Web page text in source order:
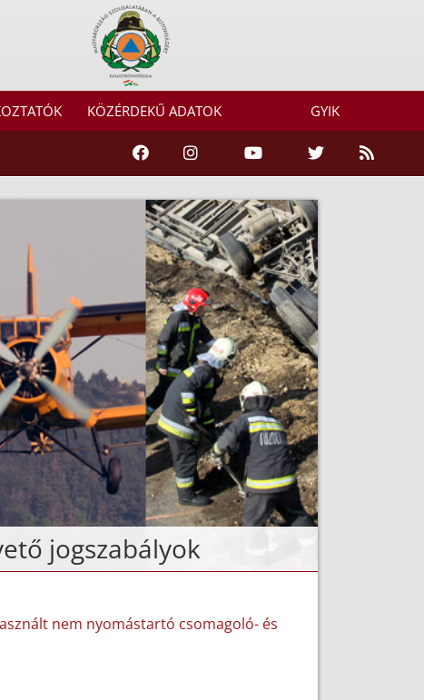
KÖZÉRDEKŰ ADATOK GYIK
jogszabályok
nem nyomástartó csomagoló- és